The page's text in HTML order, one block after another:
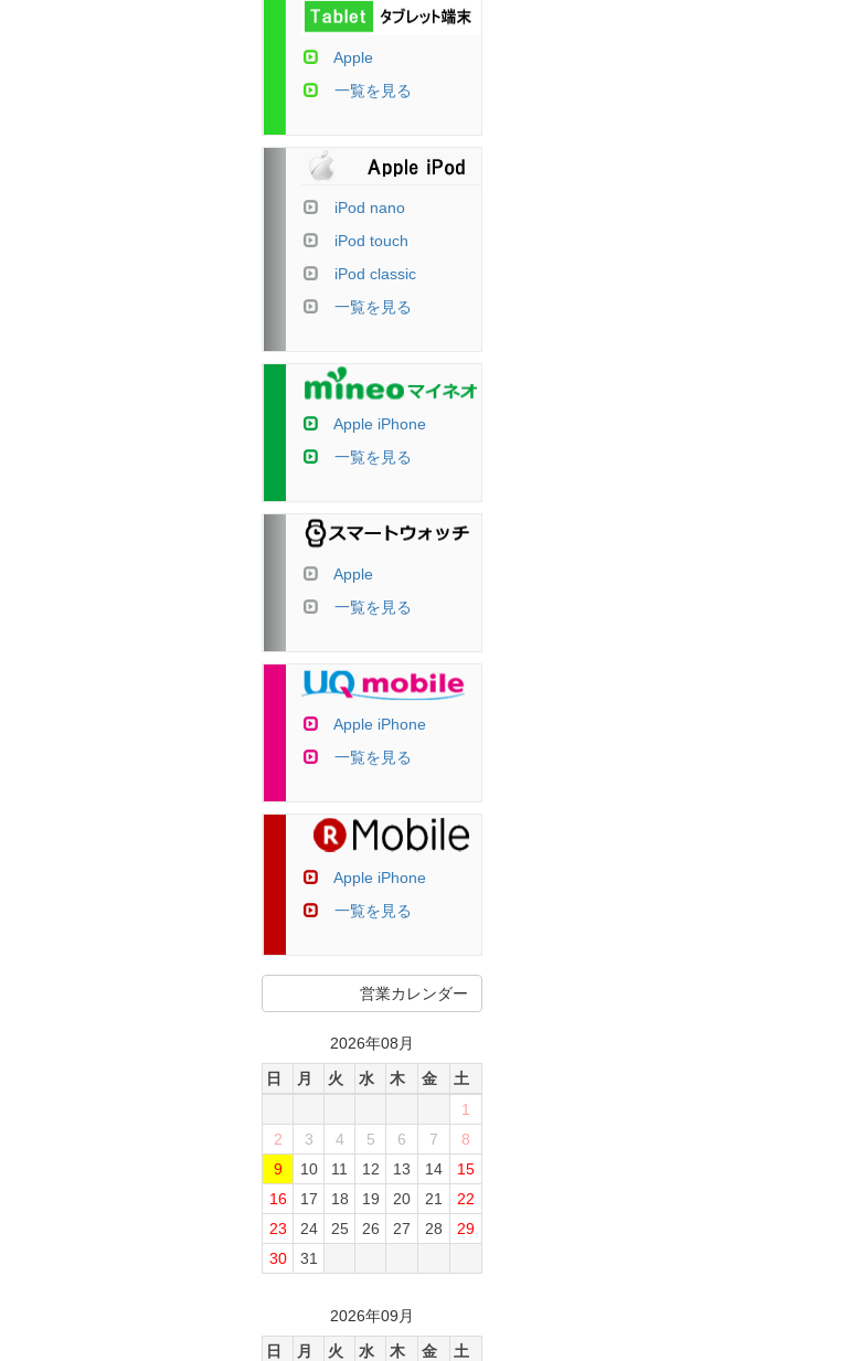
Apple
一覧を見る
iPod nano
iPod touch
iPod classic
一覧を見る
Apple iPhone
一覧を見る
Apple
一覧を見る
Apple iPhone
一覧を見る
Apple iPhone
一覧を見る
営業カレンダー
2026年08月
日
月 火 水 木 金
土
1
2
3 4 5 6 7
8
9
10 11 12 13 14
15
16
17 18 19 20 21
22
23
24 25 26 27 28
29
30
31
2026年09月
日
月 火 水 木 金 土